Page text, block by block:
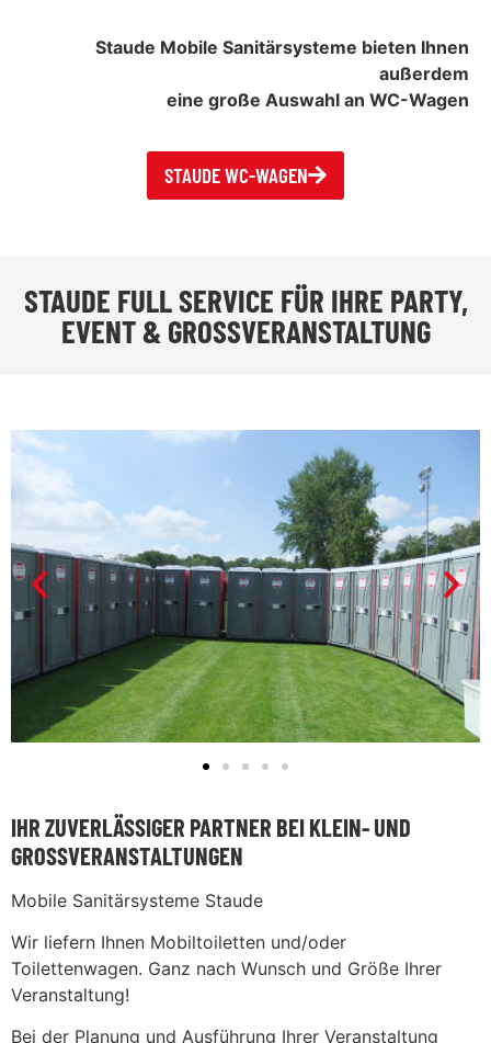
Staude Mobile Sanitärsysteme bieten Ihnen
außerdem
eine große Auswahl an WC-Wagen
STAUDE WC-WAGEN
STAUDE FULL SERVICE FÜR IHRE PARTY,
EVENT & GROSSVERANSTALTUNG
IHR ZUVERLÄSSIGER PARTNER BEI KLEIN- UND
GROSSVERANSTALTUNGEN
Mobile Sanitärsysteme Staude
Wir liefern Ihnen Mobiltoiletten und/oder
Toilettenwagen. Ganz nach Wunsch und Größe Ihrer
Veranstaltung!
Bei der Planung und Ausführung Ihrer Veranstaltung